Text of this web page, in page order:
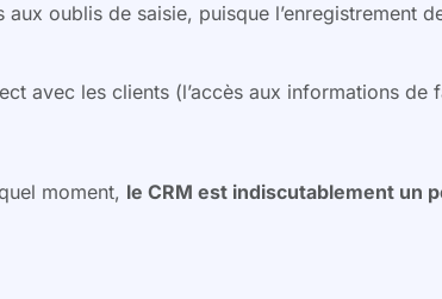
oublis de saisie, puisque l’enregistrement
avec les clients (l’accès aux informations de
moment, le CRM est indiscutablement un